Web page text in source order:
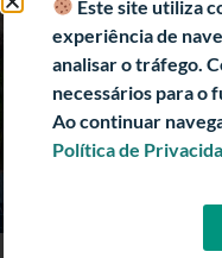
Transparência
História
Informações
Politica de
Este site utiliza
experiência de
analisar o tráfego.
necessários para o
Ao continuar
Política de